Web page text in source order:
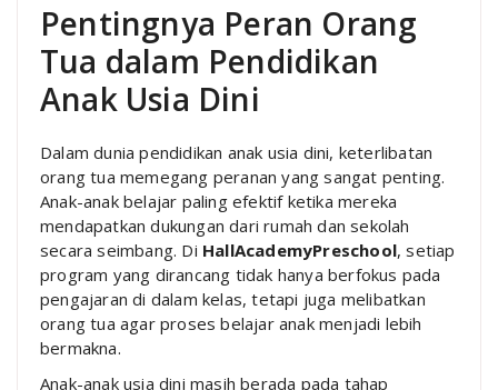
Pentingnya Peran Orang
Tua dalam Pendidikan
Anak Usia Dini
Dalam dunia pendidikan anak usia dini, keterlibatan
orang tua memegang peranan yang sangat penting.
Anak-anak belajar paling efektif ketika mereka
mendapatkan dukungan dari rumah dan sekolah
secara seimbang. Di HallAcademyPreschool, setiap
program yang dirancang tidak hanya berfokus pada
pengajaran di dalam kelas, tetapi juga melibatkan
orang tua agar proses belajar anak menjadi lebih
bermakna.
Anak-anak usia dini masih berada pada tahap